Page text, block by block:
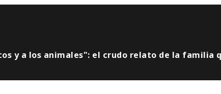
y a los animales": el crudo relato de la familia